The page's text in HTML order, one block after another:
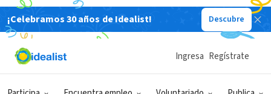
¡Celebramos 30 años de Idealist! Descubre
Ingresa Regístrate
ORGANIZACIÓN SIN FIN DE LUCRO
Clean Air Task Force